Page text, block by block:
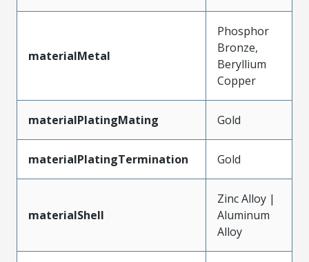
materialMetal
Phosphor
Bronze,
Beryllium
Copper
materialPlatingMating Gold
materialPlatingTermination Gold
materialShell
Zinc Alloy |
Aluminum
Alloy